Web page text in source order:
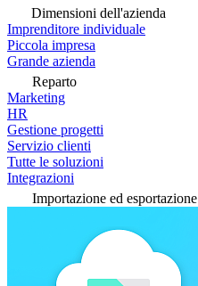
Dimensioni dell'azienda
Imprenditore individuale
Piccola impresa
Grande azienda
Reparto
Marketing
HR
Gestione progetti
Servizio clienti
Tutte le soluzioni
Integrazioni
Importazione ed esportazione